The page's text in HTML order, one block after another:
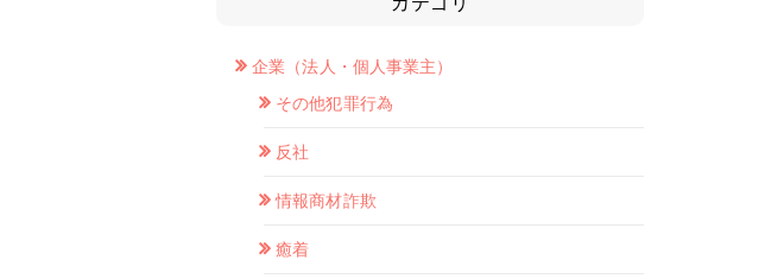
企業（法人・個人事業主）
その他犯罪行為
反社
情報商材詐欺
癒着